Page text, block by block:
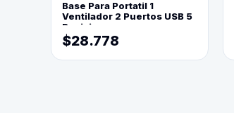
Base Para Portatil 1
Ventilador 2 Puertos USB 5
Posiciones
$28.778